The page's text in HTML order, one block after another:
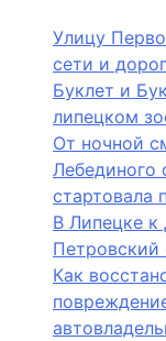
Улицу
сети и
Буклет и
липецком
От ночной
Лебединого
стартовала
В Липецке к
Петровский
Как